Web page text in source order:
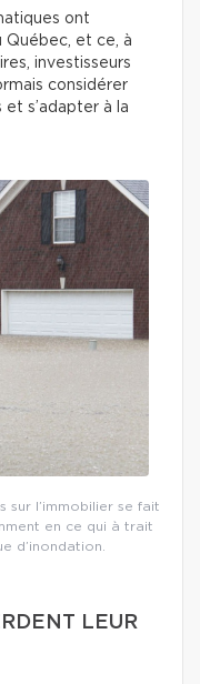
ont
Québec, et ce, à
investisseurs
considérer
s’adapter à la
sur l’immobilier se fait
en ce qui à trait
d’inondation.
LEUR